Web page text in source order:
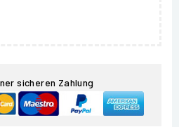
sicheren Zahlung